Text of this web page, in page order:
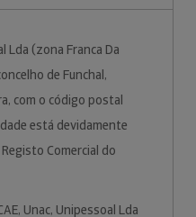
Lda (zona Franca Da
de Funchal,
com o código postal
está devidamente
Comercial do
Unac, Unipessoal Lda